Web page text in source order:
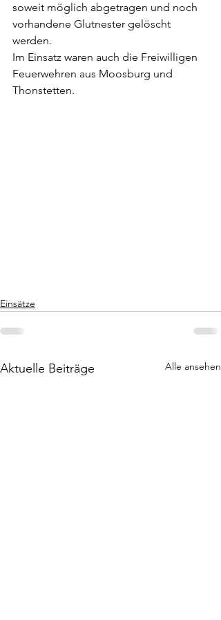
soweit möglich abgetragen und noch
vorhandene Glutnester gelöscht
werden.
Im Einsatz waren auch die Freiwilligen
Feuerwehren aus Moosburg und
Thonstetten.
Einsätze
Aktuelle Beiträge Alle ansehen